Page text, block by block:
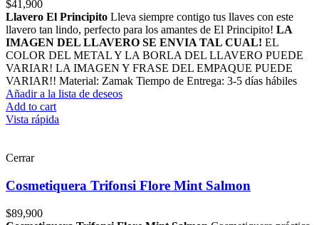
$41,900
Llavero El Principito Lleva siempre contigo tus llaves con este
llavero tan lindo, perfecto para los amantes de El Principito! LA
IMAGEN DEL LLAVERO SE ENVIA TAL CUAL! EL
COLOR DEL METAL Y LA BORLA DEL LLAVERO PUEDE
VARIAR! LA IMAGEN Y FRASE DEL EMPAQUE PUEDE
VARIAR!! Material: Zamak Tiempo de Entrega: 3-5 días hábiles
Añadir a la lista de deseos
Add to cart
Vista rápida
Cerrar
Cosmetiquera Trifonsi Flore Mint Salmon
$89,900